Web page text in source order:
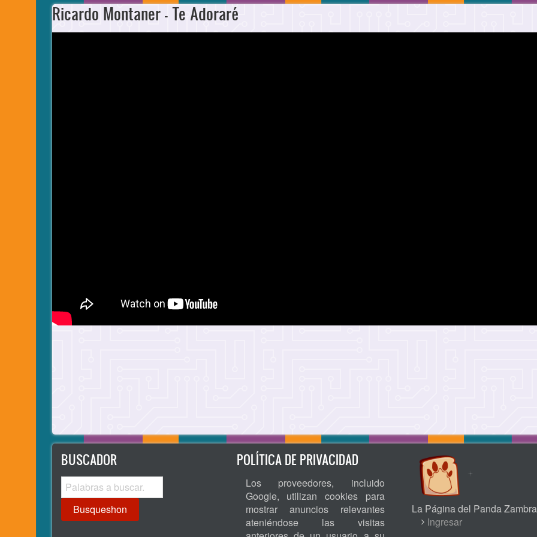
Ricardo Montaner - Te Adoraré
BUSCADOR
Busqueshon
POLÍTICA DE PRIVACIDAD
Los proveedores, incluido
Google, utilizan cookies para
mostrar anuncios relevantes
ateniéndose las visitas
La Página del Panda
USERIngresar